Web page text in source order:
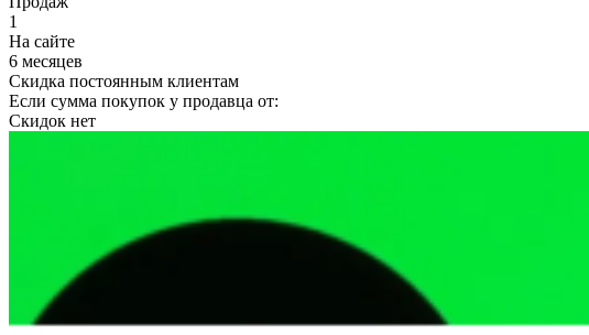
1
На сайте
6 месяцев
Скидка постоянным клиентам
Если сумма покупок у продавца от:
Скидок нет